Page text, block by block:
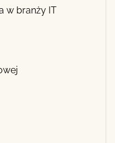
w branży IT